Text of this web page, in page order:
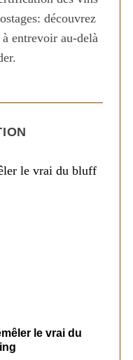
découvrez
entrevoir au-delà
le vrai du